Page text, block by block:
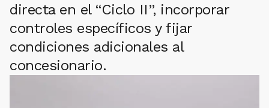
directa en el “Ciclo II”, incorporar
controles específicos y fijar
condiciones adicionales al
concesionario.